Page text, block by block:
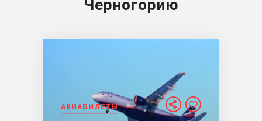
Черногорию
АВИАБИЛЕТЫ